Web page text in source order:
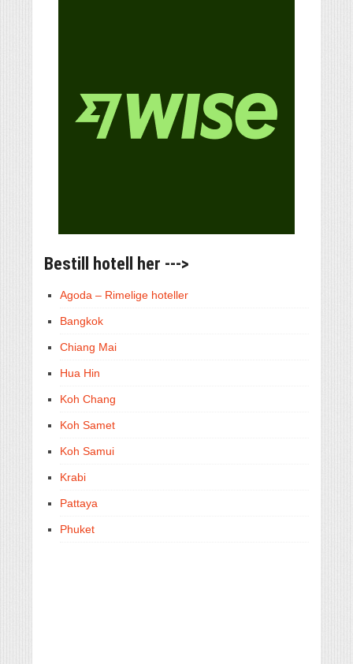
Bestill hotell her --->
Agoda – Rimelige hoteller
Bangkok
Chiang Mai
Hua Hin
Koh Chang
Koh Samet
Koh Samui
Krabi
Pattaya
Phuket